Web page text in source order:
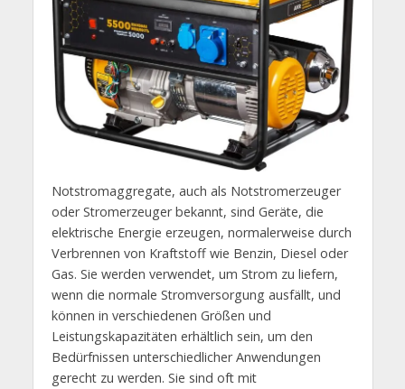
Notstromaggregate, auch als Notstromerzeuger
oder Stromerzeuger bekannt, sind Geräte, die
elektrische Energie erzeugen, normalerweise durch
Verbrennen von Kraftstoff wie Benzin, Diesel oder
Gas. Sie werden verwendet, um Strom zu liefern,
wenn die normale Stromversorgung ausfällt, und
können in verschiedenen Größen und
Leistungskapazitäten erhältlich sein, um den
Bedürfnissen unterschiedlicher Anwendungen
gerecht zu werden. Sie sind oft mit